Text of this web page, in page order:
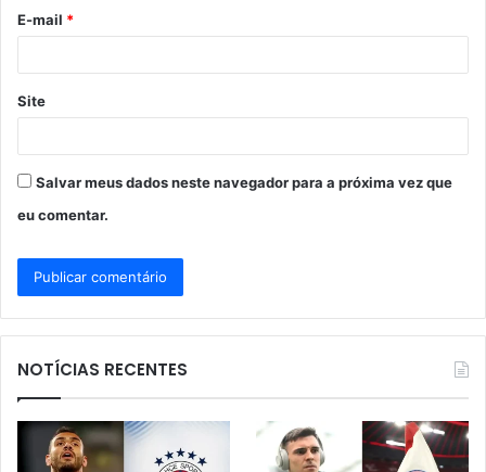
*
E-mail *
Site
Salvar meus dados neste navegador para a próxima vez que
eu comentar.
NOTÍCIAS RECENTES